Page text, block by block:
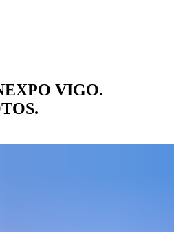
VIGO.